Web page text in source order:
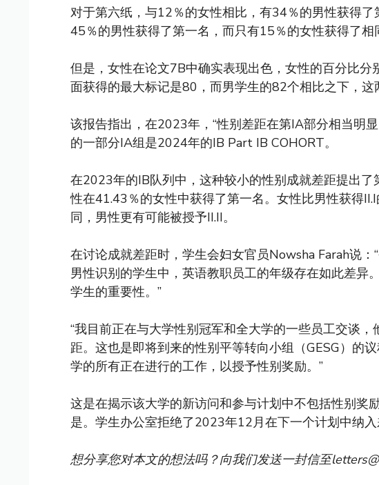
对于第六纸，与12％的女性相比，有34％的男性获得了
45％的男性获得了第一名，而只有15％的女性获得了相
但是，女性在论文7B中确实表现出色，女性的百分比
面获得的最大标记是80，而男学生的82个相比之下，这
该报告指出，在2023年，“性别差距在第IA部分相当明
的一部分IA组是2024年的IB Part IB COHORT。
在2023年的IB队列中，这种较小的性别成就差距提出
性在41.43％的女性中获得了第一名。女性比男性获得
同，男性更有可能被授予II.II。
在讨论成就差距时，学生会妇女官员Nowsha Farah说
男性识别的学生中，英语教职员工的年级存在如此差异
学生的重要性。”
“我目前正在与大学性别冠军和全大学的一些员工交谈
距。这也是即将到来的性别平等转向小组（GESG）的
学的所有正在进行的工作，以授予性别奖励。”
这是在揭示该大学的新访问和参与计划中不包括性别奖
是。学生办公室拒绝了2023年12月在下一个计划中纳入
想分享您对本文的想法吗？向我们发送一封信至